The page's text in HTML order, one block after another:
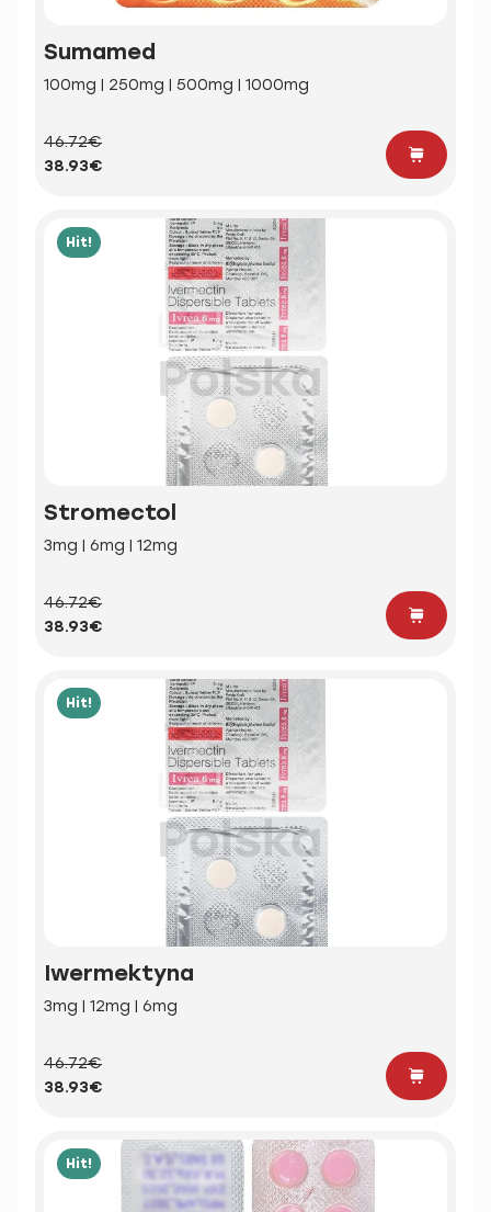
Sumamed
100mg | 250mg | 500mg | 1000mg
46.72€
38.93€
Hit!
Stromectol
3mg | 6mg | 12mg
46.72€
38.93€
Hit!
Iwermektyna
3mg | 12mg | 6mg
46.72€
38.93€
Hit!